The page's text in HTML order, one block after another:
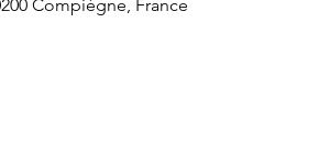
Compiègne, France